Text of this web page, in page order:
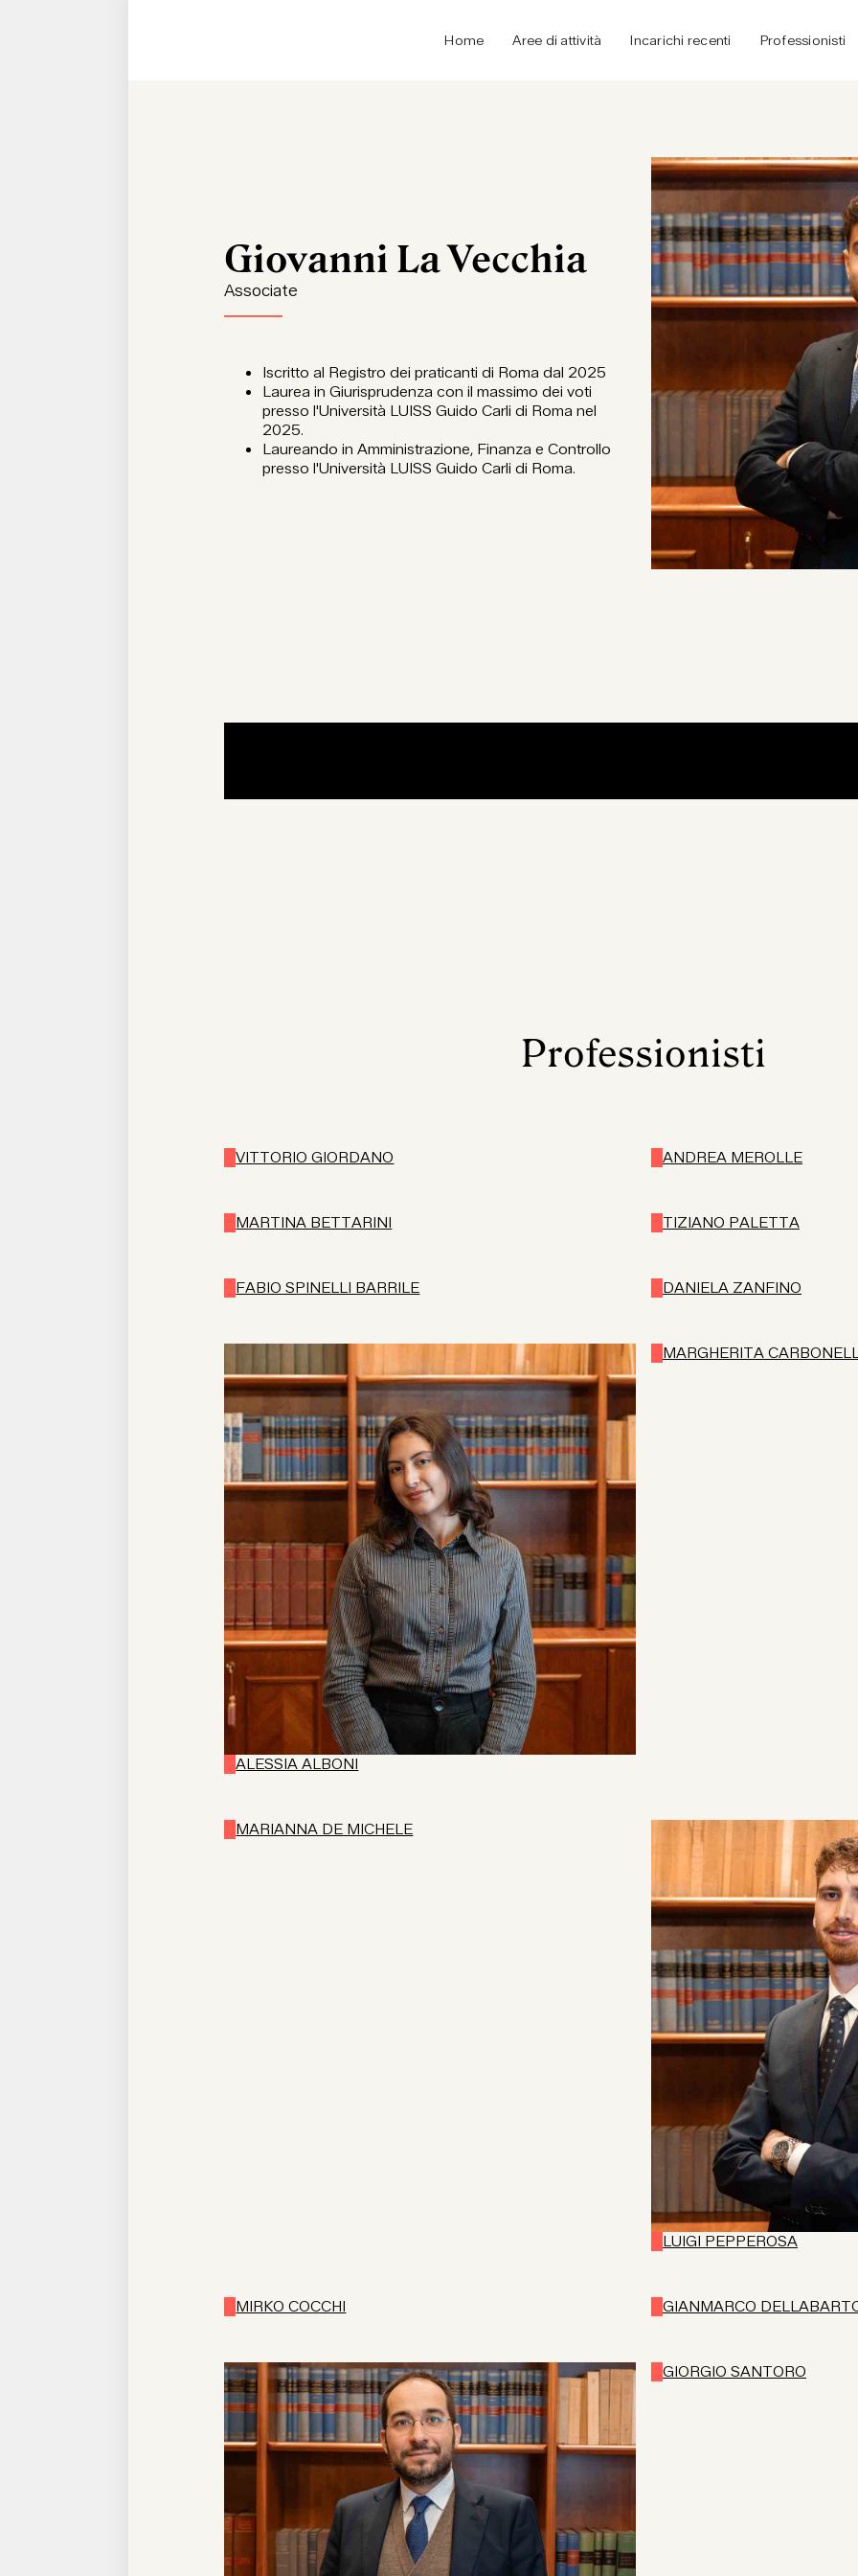
Home Aree di attività Incarichi recenti Professionisti
Giovanni La Vecchia
Associate
Iscritto al Registro dei praticanti di Roma dal 2025
Laurea in Giurisprudenza con il massimo dei voti
presso l'Università LUISS Guido Carli di Roma nel
2025.
Laureando in Amministrazione, Finanza e Controllo
presso l'Università LUISS Guido Carli di Roma.
Professionisti
VITTORIO GIORDANO ANDREA MEROLLE
MARTINA BETTARINI TIZIANO PALETTA
FABIO SPINELLI BARRILE DANIELA ZANFINO
ALESSIA ALBONI
MARGHERITA
MARIANNA DE MICHELE
LUIGI PEPPEROSA
MIRKO COCCHI GIANMARCO
GIORGIO SANTORO